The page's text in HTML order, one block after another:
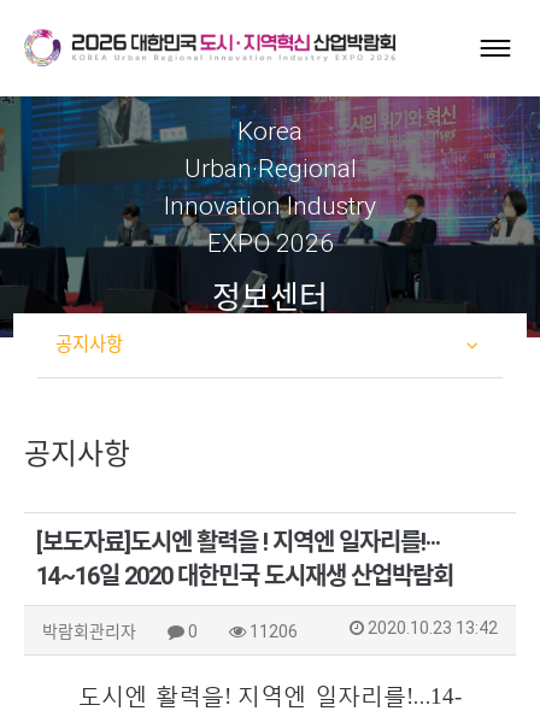
Korea
Urban·Regional
Innovation Industry
EXPO 2026
정보센터
공지사항
공지사항
[보도자료]도시엔 활력을 ! 지역엔 일자리를!···
14~16일 2020 대한민국 도시재생 산업박람회
박람회관리자 0 11206 2020.10.23 13:42
도시엔 활력을! 지역엔 일자리를!…14-